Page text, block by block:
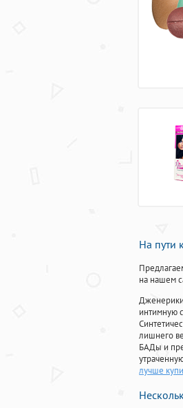
На пути
на нашем
интимную
лишнего
БАДы и
лучше